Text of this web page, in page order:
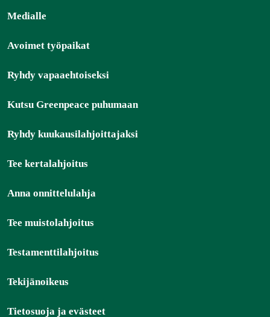
Medialle
Avoimet työpaikat
Ryhdy vapaaehtoiseksi
Kutsu Greenpeace puhumaan
Ryhdy kuukausilahjoittajaksi
Tee kertalahjoitus
Anna onnittelulahja
Tee muistolahjoitus
Testamenttilahjoitus
Tekijänoikeus
Tietosuoja ja evästeet